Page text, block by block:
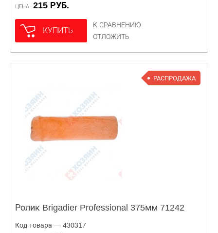
ЦЕНА 215 РУБ.
КУПИТЬ
К СРАВНЕНИЮ
ОТЛОЖИТЬ
РАСПРОДАЖА
Ролик Brigadier Professional 375мм 71242
Код товара — 430317